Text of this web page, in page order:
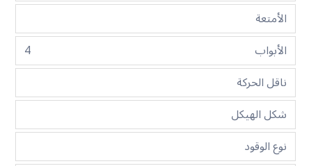
الأمتعة
الأبواب
4
ناقل الحركة
شكل الهيكل
نوع الوقود